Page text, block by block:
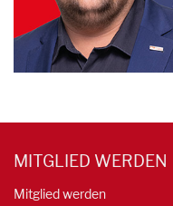
MITGLIED WERDEN
Mitglied werden